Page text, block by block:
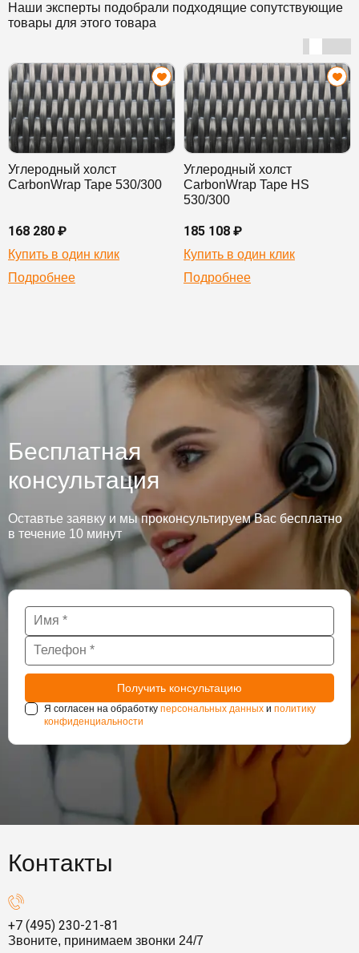
Наши эксперты подобрали подходящие сопутствующие
товары для этого товара
Углеродный холст
CarbonWrap Tape 530/300
168 280 ₽
Купить в один клик
Подробнее
Углеродный холст
CarbonWrap Tape HS
530/300
185 108 ₽
Купить в один клик
Подробнее
Бесплатная
консультация
Оставтье заявку и мы проконсультируем Вас бесплатно
в течение 10 минут
Я согласен на обработку персональных данных и политику
конфиденциальности
Контакты
+7 (495) 230-21-81
Звоните, принимаем звонки 24/7